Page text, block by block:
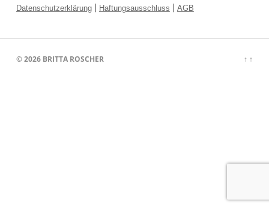
Datenschutzerklärung| Haftungsausschluss | AGB
© 2026 BRITTA ROSCHER ↑ ↑